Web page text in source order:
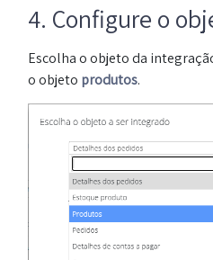
4. Configure o
Escolha o objeto da
o objeto produtos.